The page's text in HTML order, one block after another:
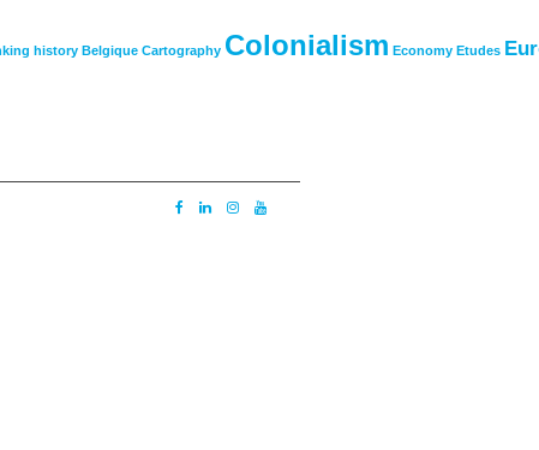
history Belgique Cartography Colonialism Economy Etudes